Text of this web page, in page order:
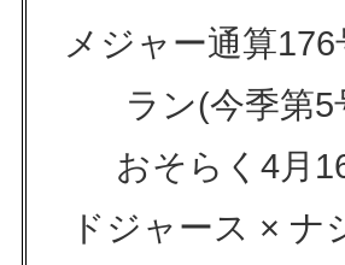
メジャー通算
ラン(今季第5
おそらく4月
ドジャース × ナ